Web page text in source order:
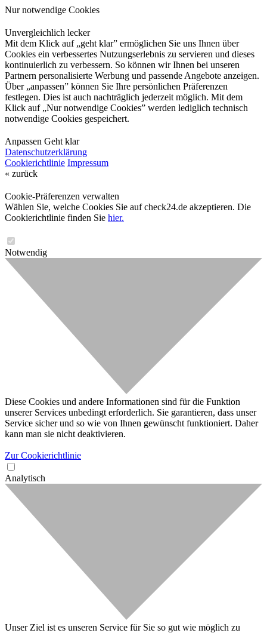
Nur notwendige Cookies
Unvergleichlich lecker
Mit dem Klick auf „geht klar” ermöglichen Sie uns Ihnen über
Cookies ein verbessertes Nutzungserlebnis zu servieren und dieses
kontinuierlich zu verbessern. So können wir Ihnen bei unseren
Partnern personalisierte Werbung und passende Angebote anzeigen.
Über „anpassen” können Sie Ihre persönlichen Präferenzen
festlegen. Dies ist auch nachträglich jederzeit möglich. Mit dem
Klick auf „Nur notwendige Cookies” werden lediglich technisch
notwendige Cookies gespeichert.
Anpassen Geht klar
Datenschutzerklärung
Cookierichtlinie Impressum
« zurück
Cookie-Präferenzen verwalten
Wählen Sie, welche Cookies Sie auf check24.de akzeptieren. Die
Cookierichtlinie finden Sie hier.
Notwendig
Diese Cookies und andere Informationen sind für die Funktion
unserer Services unbedingt erforderlich. Sie garantieren, dass unser
Service sicher und so wie von Ihnen gewünscht funktioniert. Daher
kann man sie nicht deaktivieren.
Zur Cookierichtlinie
Analytisch
Unser Ziel ist es unseren Service für Sie so gut wie möglich zu